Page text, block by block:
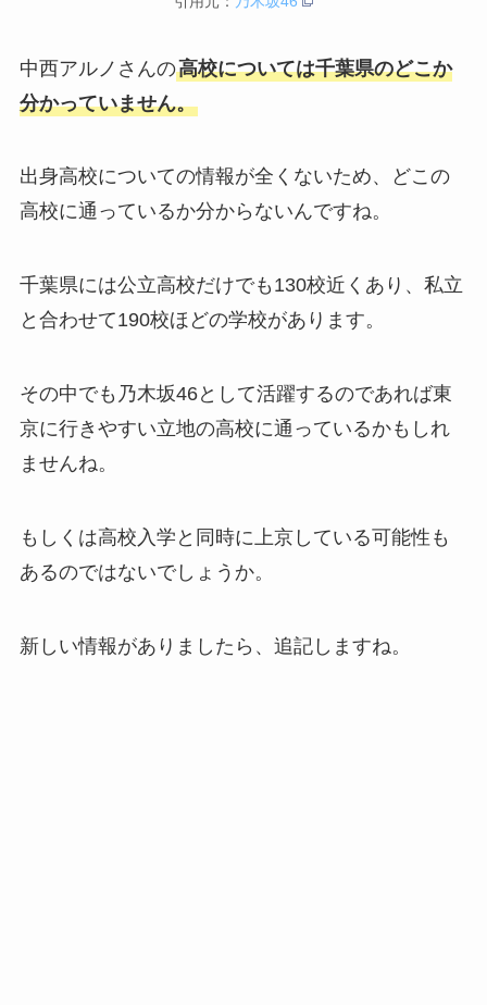
中西アルノさんの高校については千葉県のどこか
分かっていません。
出身高校についての情報が全くないため、どこの
高校に通っているか分からないんですね。
千葉県には公立高校だけでも130校近くあり、私立
と合わせて190校ほどの学校があります。
その中でも乃木坂46として活躍するのであれば東
京に行きやすい立地の高校に通っているかもしれ
ませんね。
もしくは高校入学と同時に上京している可能性も
あるのではないでしょうか。
新しい情報がありましたら、追記しますね。